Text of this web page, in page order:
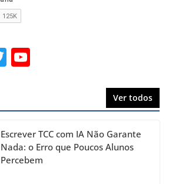
T
er T
u
b
e
Ver todos
Escrever TCC com IA Não Garante
Nada: o Erro que Poucos Alunos
Percebem